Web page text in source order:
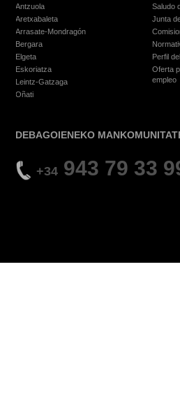
Antzuola
Aretxabaleta
Arrasate-Mondragón
Bergara
Elgeta
Eskoriatza
Leintz-Gatzaga
Oñati
Saludo
Junta
Perfil
Oferta
empleo
DEBAGOIENEKO
+34 943 79 33